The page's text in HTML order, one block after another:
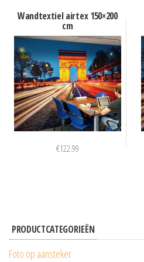
Wandtextiel airtex 150×200
cm
€122.99
PRODUCTCATEGORIEËN
Foto op aansteker